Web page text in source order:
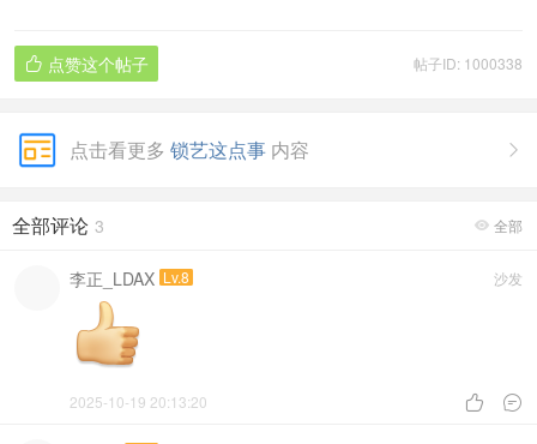
帖子ID: 1000338
 点赞这个帖子

点击看更多 锁艺这点事 内容
 全部
全部评论 3
沙发
李正_LDAX Lv.8
 
2025-10-19 20:13:20